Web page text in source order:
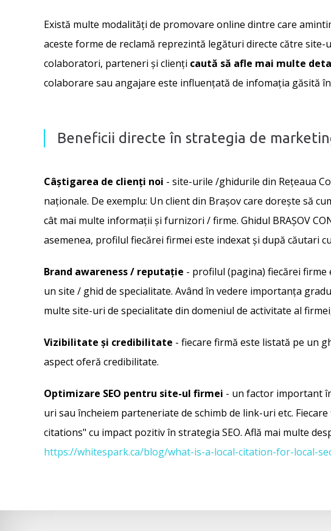
Există multe modalități de promovare online dintre care
aceste forme de reclamă reprezintă legături directe către
colaboratori, parteneri și clienți caută să afle mai multe
colaborare sau angajare este influențată de infomația găsită
Beneficii directe în strategia de
Câștigarea de clienți noi - site-urile /ghidurile din Rețeaua
naționale. De exemplu: Un client din Brașov care dorește să
cât mai multe informații și furnizori / firme. Ghidul BRAȘOV
asemenea, profilul fiecărei firmei este indexat și după căutari
Brand awareness / reputație - profilul (pagina) fiecărei firme
un site / ghid de specialitate. Având în vedere importanța
multe site-uri de specialitate din domeniul de activitate al
Vizibilitate și credibilitate - fiecare firmă este listată pe un
aspect oferă credibilitate.
Optimizare SEO pentru site-ul firmei - un factor important
uri sau încheiem parteneriate de schimb de link-uri etc.
citations" cu impact pozitiv în strategia SEO. Află mai multe
https://whitespark.ca/blog/what-is-a-local-citation-for-local-